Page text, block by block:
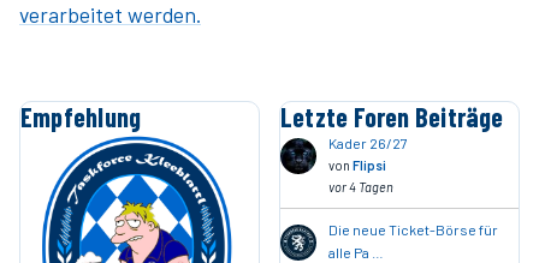
verarbeitet werden.
Empfehlung Letzte Foren Beiträge
Kader 26/27
von Flipsi
vor 4 Tagen
Die neue Ticket-Börse für
alle Pa …